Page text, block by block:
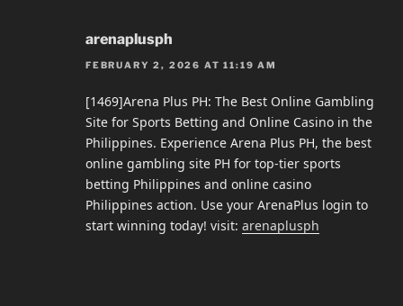
arenaplusph
FEBRUARY 2, 2026 AT 11:19 AM
[1469]Arena Plus PH: The Best Online Gambling
Site for Sports Betting and Online Casino in the
Philippines. Experience Arena Plus PH, the best
online gambling site PH for top-tier sports
betting Philippines and online casino
Philippines action. Use your ArenaPlus login to
start winning today! visit: arenaplusph